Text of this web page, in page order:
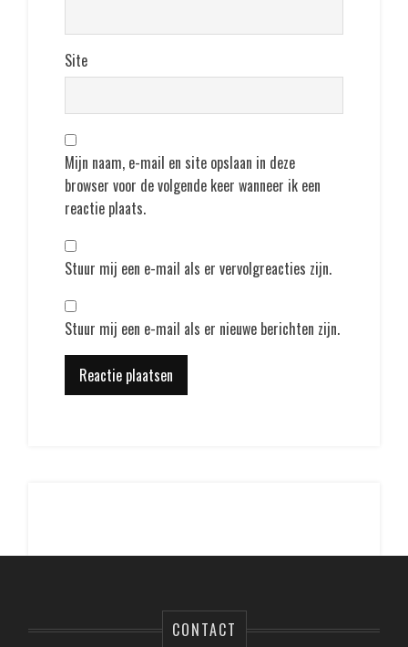
Site
Mijn naam, e-mail en site opslaan in deze
browser voor de volgende keer wanneer ik een
reactie plaats.
Stuur mij een e-mail als er vervolgreacties zijn.
Stuur mij een e-mail als er nieuwe berichten zijn.
CONTACT